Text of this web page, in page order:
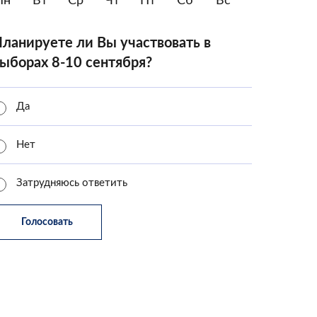
ли Вы участвовать в
8-10 сентября?
Да
Нет
Затрудняюсь ответить